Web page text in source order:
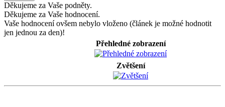
Děkujeme za Vaše podněty.
Děkujeme za Vaše hodnocení.
Vaše hodnocení ovšem nebylo vloženo (článek je možné hodnotit
jen jednou za den)!
Přehledné zobrazení
Zvětšení